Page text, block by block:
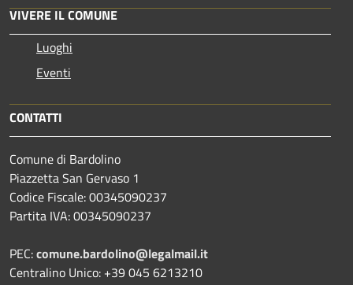
VIVERE IL COMUNE
Luoghi
Eventi
CONTATTI
Comune di Bardolino
Piazzetta San Gervaso 1
Codice Fiscale: 00345090237
Partita IVA: 00345090237
PEC:comune.bardolino@legalmail.it
Centralino Unico: +39 045 6213210